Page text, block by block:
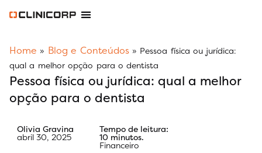
Home » Blog e Conteúdos» Pessoa física ou jurídica:
qual a melhor opção para o dentista
Pessoa física ou jurídica: qual a melhor
opção para o dentista
Olivia Gravina
abril 30, 2025
Tempo de leitura:
10 minutos.
Financeiro